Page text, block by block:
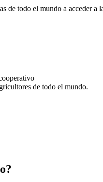
de todo el mundo a acceder a
de todo el mundo.